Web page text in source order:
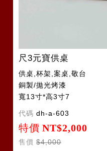
尺3元寶供桌
供桌,杯架,案桌,敬台
銅製/拋光烤漆
寬13寸*高3寸7
代碼 dh-a-603
特價 NT$2,000
售價 $4,000